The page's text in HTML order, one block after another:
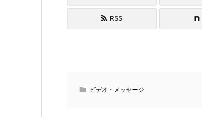
RSS
ビデオ・メッセージ